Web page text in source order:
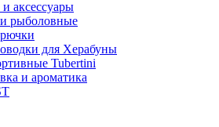
аксессуары
рыболовные
для Херабуны
Tubertini
и ароматика